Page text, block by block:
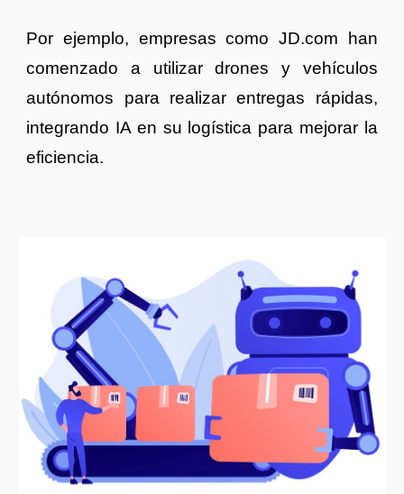
Por ejemplo, empresas como JD.com han
comenzado a utilizar drones y vehículos
autónomos para realizar entregas rápidas,
integrando IA en su logística para mejorar la
eficiencia.